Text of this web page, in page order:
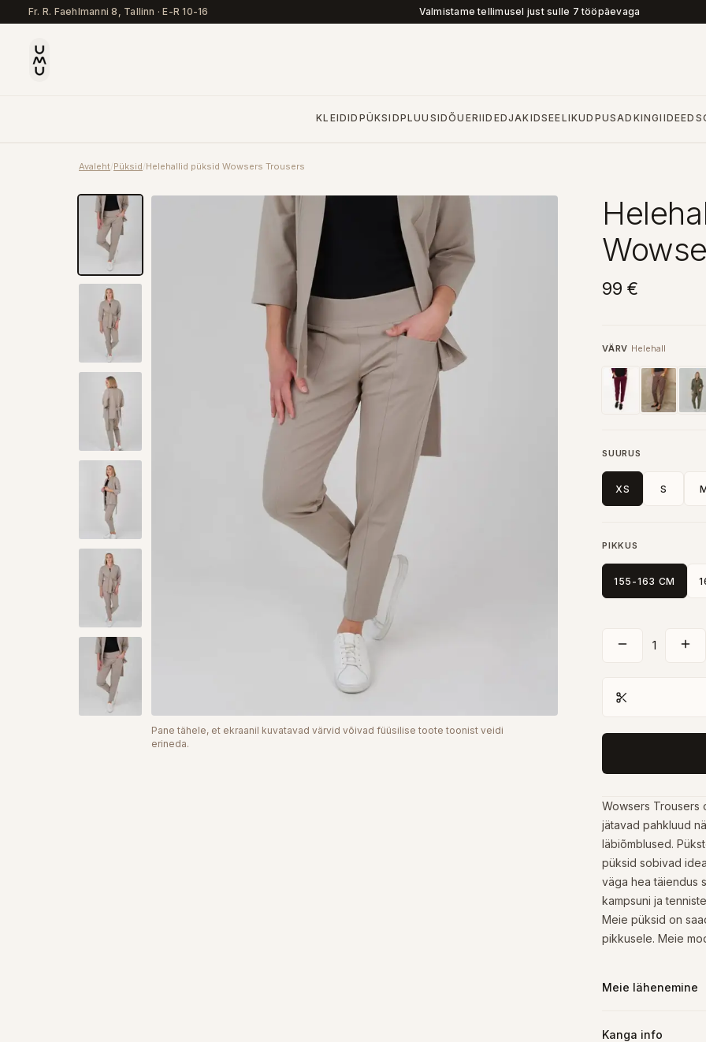
Fr. R. Faehlmanni 8, Tallinn ·E-R 10-16 Valmistame tellimusel just sulle 7 tööpäevaga
KLEIDID PÜKSIDPLUUSIDÕUERIIDEDJAKIDSEELIKUD PUSAD KINGIIDEED
Avaleht/Püksid/Helehallid püksid Wowsers Trousers
Pane tähele, et ekraanil kuvatavad värvid võivad füüsilise toote toonist veidi
erineda.
99 €
VÄRV Helehall
SUURUS
XS S
PIKKUS
155-163 CM
1
Wowsers Trousers
jätavad pahkluud
läbiõmblused.
püksid sobivad
väga hea täiendus
kampsuni ja
Meie püksid on
pikkusele. Meie
Meie lähenemine
Kanga info